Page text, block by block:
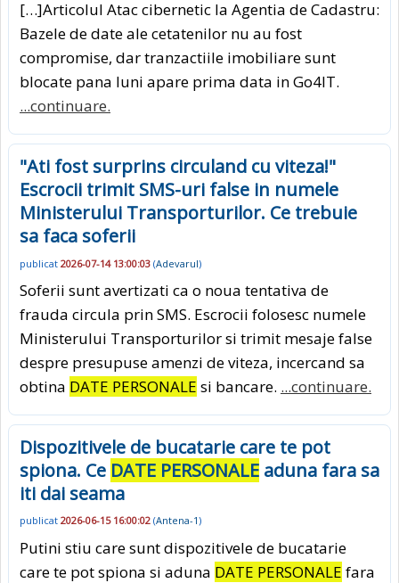
[…]Articolul Atac cibernetic la Agentia de Cadastru:
Bazele de date ale cetatenilor nu au fost
compromise, dar tranzactiile imobiliare sunt
blocate pana luni apare prima data in Go4IT.
...continuare.
"Ati fost surprins circuland cu viteza!"
Escrocii trimit SMS-uri false in numele
Ministerului Transporturilor. Ce trebuie
sa faca soferii
publicat 2026-07-14 13:00:03 (Adevarul)
Soferii sunt avertizati ca o noua tentativa de
frauda circula prin SMS. Escrocii folosesc numele
Ministerului Transporturilor si trimit mesaje false
despre presupuse amenzi de viteza, incercand sa
obtina DATE PERSONALE si bancare. ...continuare.
Dispozitivele de bucatarie care te pot
spiona. Ce DATE PERSONALE aduna fara sa
iti dai seama
publicat 2026-06-15 16:00:02 (Antena-1)
Putini stiu care sunt dispozitivele de bucatarie
care te pot spiona si aduna DATE PERSONALE fara